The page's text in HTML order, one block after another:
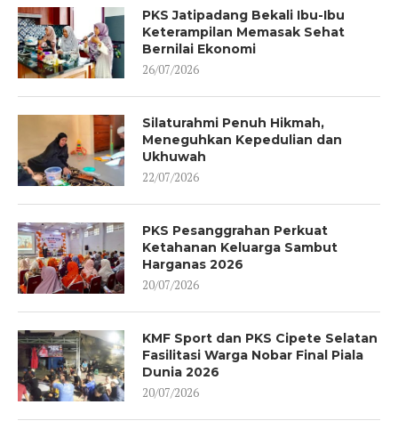
PKS Jatipadang Bekali Ibu-Ibu
Keterampilan Memasak Sehat
Bernilai Ekonomi
26/07/2026
Silaturahmi Penuh Hikmah,
Meneguhkan Kepedulian dan
Ukhuwah
22/07/2026
PKS Pesanggrahan Perkuat
Ketahanan Keluarga Sambut
Harganas 2026
20/07/2026
KMF Sport dan PKS Cipete Selatan
Fasilitasi Warga Nobar Final Piala
Dunia 2026
20/07/2026